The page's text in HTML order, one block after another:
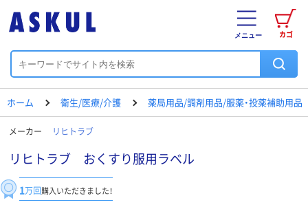
カゴ
メニュー
ホーム 衛生/医療/介護 薬局用品/調剤用品/服薬・投薬補助用品
メーカー リヒトラブ
リヒトラブ おくすり服用ラベル
1万回購入いただきました！